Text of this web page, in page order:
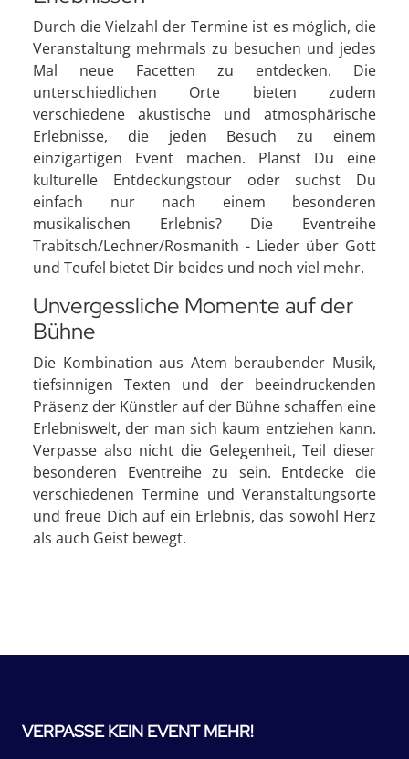
Durch die Vielzahl der Termine ist es möglich, die
Veranstaltung mehrmals zu besuchen und jedes
Mal neue Facetten zu entdecken. Die
unterschiedlichen Orte bieten zudem
verschiedene akustische und atmosphärische
Erlebnisse, die jeden Besuch zu einem
einzigartigen Event machen. Planst Du eine
kulturelle Entdeckungstour oder suchst Du
einfach nur nach einem besonderen
musikalischen Erlebnis? Die Eventreihe
Trabitsch/Lechner/Rosmanith - Lieder über Gott
und Teufel bietet Dir beides und noch viel mehr.
Unvergessliche Momente auf der
Bühne
Die Kombination aus Atem beraubender Musik,
tiefsinnigen Texten und der beeindruckenden
Präsenz der Künstler auf der Bühne schaffen eine
Erlebniswelt, der man sich kaum entziehen kann.
Verpasse also nicht die Gelegenheit, Teil dieser
besonderen Eventreihe zu sein. Entdecke die
verschiedenen Termine und Veranstaltungsorte
und freue Dich auf ein Erlebnis, das sowohl Herz
als auch Geist bewegt.
VERPASSE KEIN EVENT MEHR!